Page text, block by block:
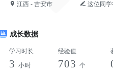
江西 - 吉安市 这位同
成长数据
学习时长
3 小时
经验值
703 个